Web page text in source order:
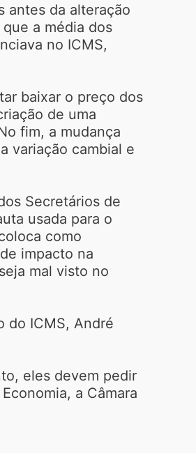
antes da alteração
a média dos
no ICMS,
baixar o preço dos
de uma
fim, a mudança
variação cambial e
Secretários de
usada para o
como
impacto na
mal visto no
do ICMS, André
eles devem pedir
a Câmara